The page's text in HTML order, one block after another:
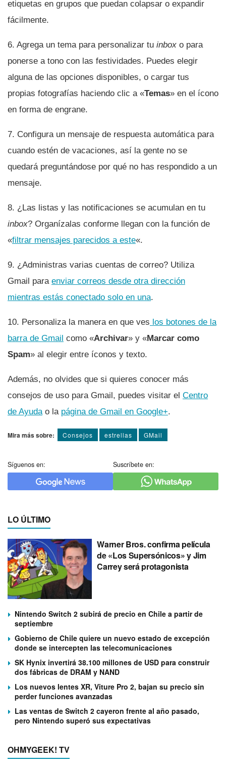
etiquetas en grupos que puedan colapsar o expandir
fácilmente.
6. Agrega un tema para personalizar tu inbox o para
ponerse a tono con las festividades. Puedes elegir
alguna de las opciones disponibles, o cargar tus
propias fotografí­as haciendo clic a «Temas» en el í­cono
en forma de engrane.
7. Configura un mensaje de respuesta automática para
cuando estén de vacaciones, así­ la gente no se
quedará preguntándose por qué no has respondido a un
mensaje.
8. ¿Las listas y las notificaciones se acumulan en tu
inbox? Organí­zalas conforme llegan con la función de
«filtrar mensajes parecidos a este«.
9. ¿Administras varias cuentas de correo? Utiliza
Gmail para enviar correos desde otra dirección
mientras estás conectado solo en una.
10. Personaliza la manera en que ves los botones de la
barra de Gmail como «Archivar» y «Marcar como
Spam» al elegir entre í­conos y texto.
Además, no olvides que si quieres conocer más
consejos de uso para Gmail, puedes visitar el Centro
de Ayuda o la página de Gmail en Google+.
Mira más sobre: Consejos estrellas GMail
Síguenos en: Suscríbete en:
LO ÚLTIMO
Warner Bros. confirma película
de «Los Supersónicos» y Jim
Carrey será protagonista
Nintendo Switch 2 subirá de precio en Chile a partir de
septiembre
Gobierno de Chile quiere un nuevo estado de excepción
donde se intercepten las telecomunicaciones
SK Hynix invertirá 38.100 millones de USD para construir
dos fábricas de DRAM y NAND
Los nuevos lentes XR, Viture Pro 2, bajan su precio sin
perder funciones avanzadas
Las ventas de Switch 2 cayeron frente al año pasado,
pero Nintendo superó sus expectativas
OHMYGEEK! TV